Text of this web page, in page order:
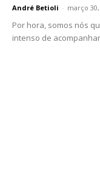
André Betioli - março 30,
Por hora, somos nós
intenso de